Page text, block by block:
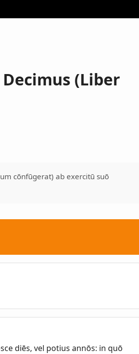
(Liber
cōnfūgerat) ab exercitū suō
diēs, vel potius annōs: in quō